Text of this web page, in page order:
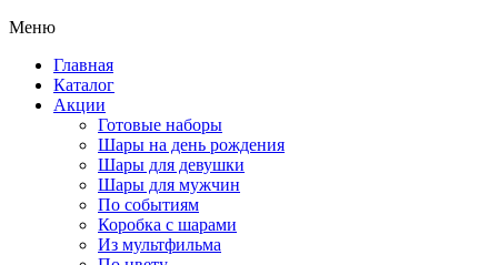
Меню
Главная
Каталог
Акции
Готовые наборы
Шары на день рождения
Шары для девушки
Шары для мужчин
По событиям
Коробка с шарами
Из мультфильма